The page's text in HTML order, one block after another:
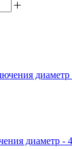
диаметр -